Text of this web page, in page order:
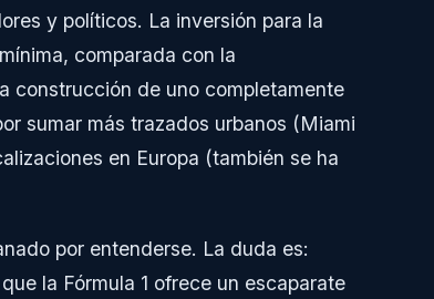
y políticos. La inversión para la
comparada con la
construcción de uno completamente
sumar más trazados urbanos (Miami
en Europa (también se ha
por entenderse. La duda es:
la Fórmula 1 ofrece un escaparate